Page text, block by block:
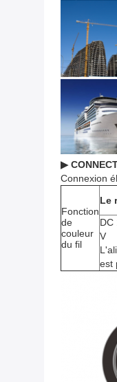
▶
Connexion
Fonction
de
couleur
du fil
Le
DC
V
est